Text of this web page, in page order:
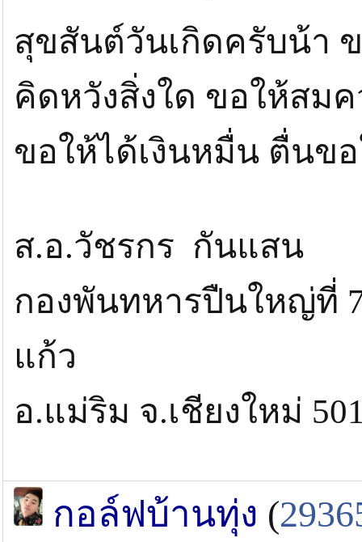
สุขสันต์วันเกิดครับน้า
คิดหวังสิ่งใด ขอให้สม
ขอให้ได้เงินหมื่น ตื่นข
ส.อ.วัชรกร กันแสน
กองพันทหารปืนใหญ่ที่
แก้ว
อ.แม่ริม จ.เชียงใหม่
กอล์ฟบ้านทุ่ง (